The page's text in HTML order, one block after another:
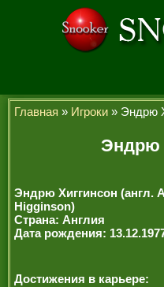
Главная » Игроки » Эндрю
Эндрю
Эндрю Хиггинсон (англ.
Higginson)
Страна: Англия
Дата рождения:
Достижения в карьере: